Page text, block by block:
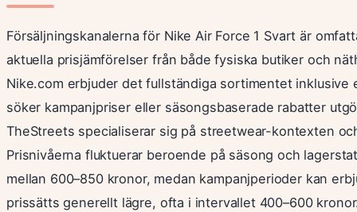
Försäljningskanalerna för Nike Air Force 1 Svart är
aktuella prisjämförelser från både fysiska butiker och
Nike.com erbjuder det fullständiga sortimentet
söker kampanjpriser eller säsongsbaserade rabatter
TheStreets specialiserar sig på streetwear-kontexten
Prisnivåerna fluktuerar beroende på säsong och
mellan 600–850 kronor, medan kampanjperioder kan
prissätts generellt lägre, ofta i intervallet 400–600